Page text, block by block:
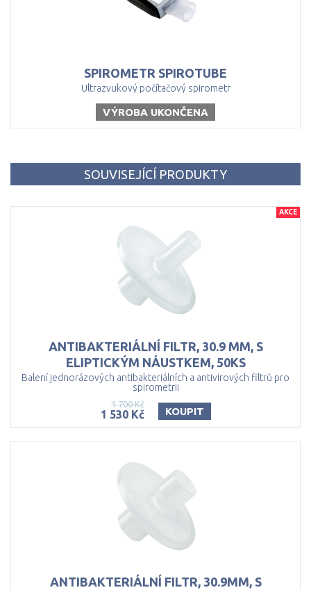
SPIROMETR SPIROTUBE
Ultrazvukový počítačový spirometr
VÝROBA UKONČENA
SOUVISEJÍCÍ PRODUKTY
ANTIBAKTERIÁLNÍ FILTR, 30.9 MM, S
ELIPTICKÝM NÁUSTKEM, 50KS
Balení jednorázových antibakteriálních a antivirových filtrů pro
spirometrii
1 700 Kč
1 530 Kč KOUPIT
AKCE
ANTIBAKTERIÁLNÍ FILTR, 30.9MM, S